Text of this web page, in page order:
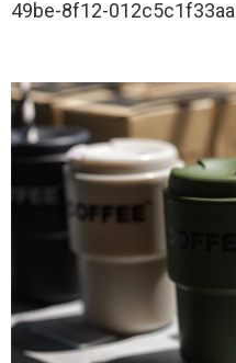
49be-8f12-012c5c1f33aa